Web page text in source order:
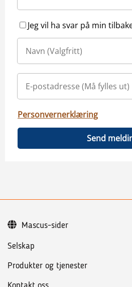
Jeg vil ha svar på min
Personvernerklæring
Send
Selskap
Produkter og tjenester
Mascus-sider